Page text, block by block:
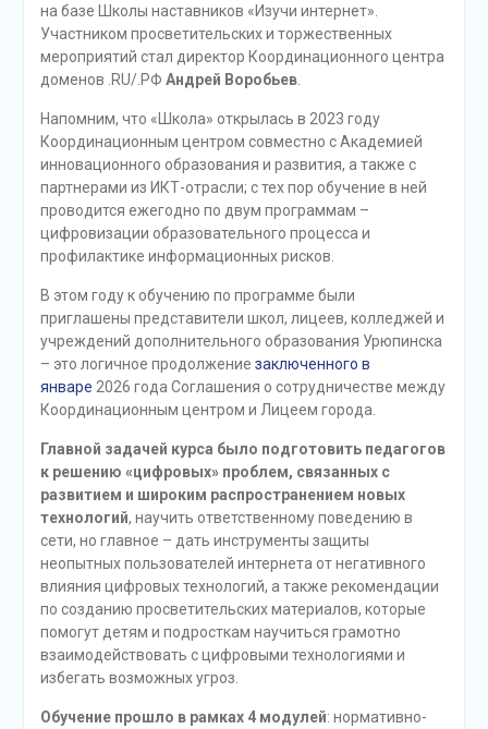
на базе Школы наставников «Изучи интернет».
Участником просветительских и торжественных
мероприятий стал директор Координационного центра
доменов .RU/.РФ Андрей Воробьев.
Напомним, что «Школа» открылась в 2023 году
Координационным центром совместно с Академией
инновационного образования и развития, а также с
партнерами из ИКТ-отрасли; с тех пор обучение в ней
проводится ежегодно по двум программам –
цифровизации образовательного процесса и
профилактике информационных рисков.
В этом году к обучению по программе были
приглашены представители школ, лицеев, колледжей и
учреждений дополнительного образования Урюпинска
– это логичное продолжение заключенного в
январе 2026 года Соглашения о сотрудничестве между
Координационным центром и Лицеем города.
Главной задачей курса было подготовить педагогов
к решению «цифровых» проблем, связанных с
развитием и широким распространением новых
технологий, научить ответственному поведению в
сети, но главное – дать инструменты защиты
неопытных пользователей интернета от негативного
влияния цифровых технологий, а также рекомендации
по созданию просветительских материалов, которые
помогут детям и подросткам научиться грамотно
взаимодействовать с цифровыми технологиями и
избегать возможных угроз.
Обучение прошло в рамках 4 модулей: нормативно-